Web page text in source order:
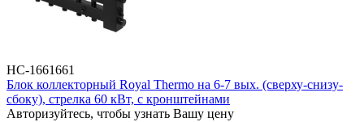
НС-1661661
Блок коллекторный Royal Thermo на 6-7 вых. (сверху-снизу-
сбоку), стрелка 60 кВт, с кронштейнами
Авторизуйтесь, чтобы узнать Вашу цену